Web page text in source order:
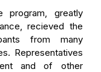
program, greatly
recieved the
from many
Representatives
and of other